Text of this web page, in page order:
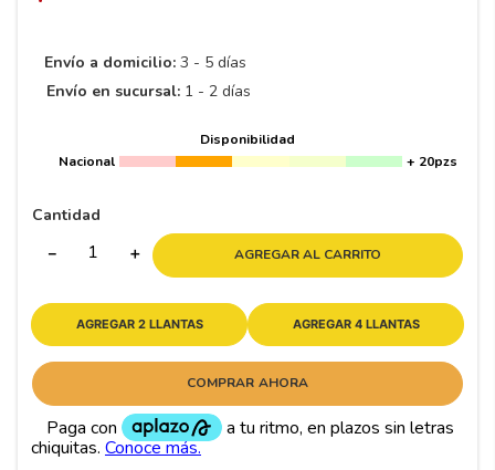
Envío a domicilio: 3 - 5 días
Envío en sucursal: 1 - 2 días
Disponibilidad
Nacional
+ 20pzs
Cantidad
＋
－ AGREGAR AL CARRITO
AGREGAR 2 LLANTAS AGREGAR 4 LLANTAS
COMPRAR AHORA